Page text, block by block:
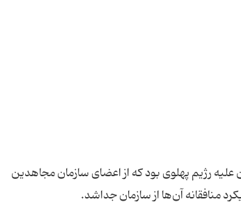
یکی از مبارزین علیه رژیم پهلوی بود که از اعضای سازمان مجاهدین